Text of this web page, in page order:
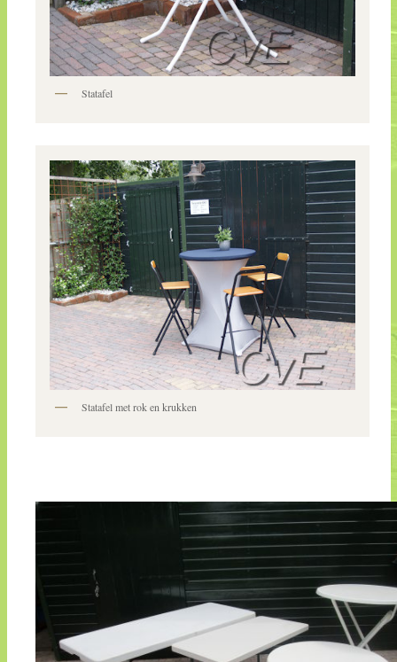
Statafel
Statafel met rok en krukken